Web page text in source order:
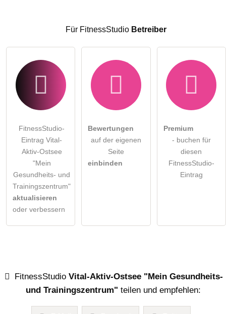
Für FitnessStudio Betreiber
FitnessStudio-
Eintrag Vital-
Aktiv-Ostsee
"Mein
Gesundheits- und
Trainingszentrum"
aktualisieren
oder verbessern
Bewertungen
auf der eigenen
Seite
einbinden
Premium
- buchen für
diesen
FitnessStudio-
Eintrag
FitnessStudioVital-Aktiv-Ostsee "Mein Gesundheits-
und Trainingszentrum" teilen und empfehlen: